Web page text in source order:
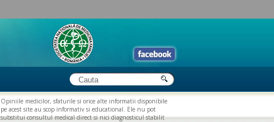
Opiniile medicilor, sfaturile si orice alte informatii disponibile
pe acest site au scop informativ si educational. Ele nu pot
substitui consultul medical direct si nici diagnosticul stabilit